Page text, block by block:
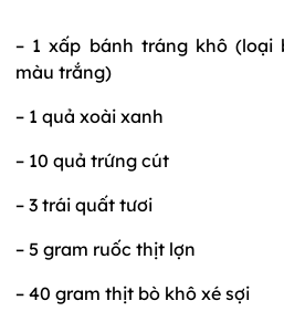
– 1 xấp bánh tráng khô (loại
màu trắng)
– 1 quả xoài xanh
– 10 quả trứng cút
– 3 trái quất tươi
– 5 gram ruốc thịt lợn
– 40 gram thịt bò khô xé sợi